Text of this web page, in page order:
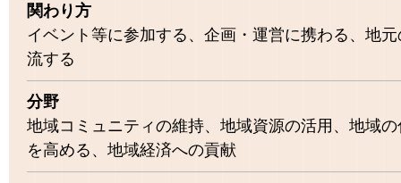
関わり方
イベント等に参加する
企画・運営に携わる
地元
流する
分野
地域コミュニティの維持
地域資源の活用
地域
を高める
地域経済への貢献